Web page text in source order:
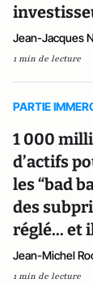
Jean-Jacques
1 min de lecture
PARTIE
1 000
d’actifs
les “bad
des
réglé... et
Jean-Michel
1 min de lecture